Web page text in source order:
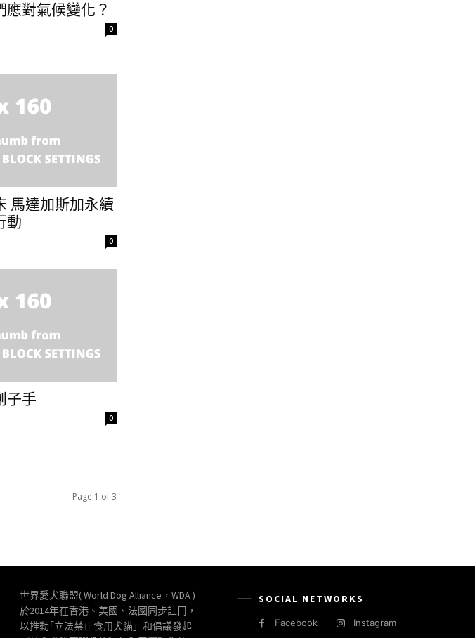
應對氣候變化？
0
馬達加斯加永續
動
0
子手
0
Page 1 of 3
世界愛犬聯盟( World Dog Alliance，WDA )
於2014年在香港、美國、法國同步註冊，
以推動｢立法禁止食用犬貓」和倡議發起
SOCIAL NETWORKS
Facebook Instagram